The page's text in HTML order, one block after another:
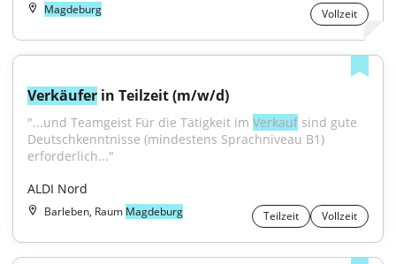
Magdeburg Vollzeit
Verkäufer in Teilzeit (m/w/d)
"...und Teamgeist Für die Tätigkeit im Verkauf sind gute
Deutschkenntnisse (mindestens Sprachniveau B1)
erforderlich..."
ALDI Nord
Barleben, Raum Magdeburg Teilzeit Vollzeit